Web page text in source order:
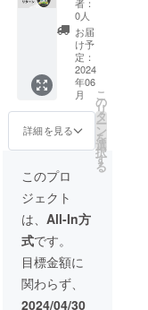
文字の
みとな
ります
期間：
2024年
6月〜
2024年
12月 ※
スポン
たり個
人また
は法人
の事業
内容な
ど考慮
の上掲
載をお
断りさ
せて頂
サー
権：
キャラ
クター
ボック
スの
ホーム
ページ
に法人
名とリ
ンクを
ガマ太
スポン
サーと
して掲
載 / 掲
載方
法：法
人名
（文字
のみ）
0人
お届
け予
定：
2024
年06
月
詳細を見る
こ
の
リ
タ
ー
ン
を
選
択
す
る
このプロ
ジェクト
は、 All-In方
式です。
目標金額に
関わらず、
2024/04/30